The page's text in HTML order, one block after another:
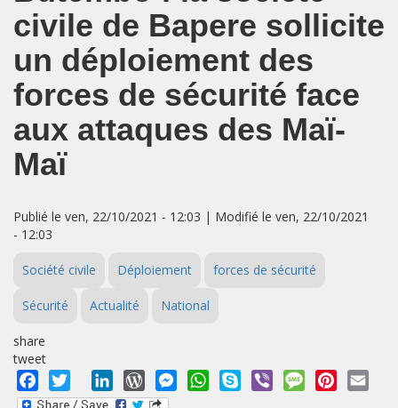
civile de Bapere sollicite
un déploiement des
forces de sécurité face
aux attaques des Maï-
Maï
Publié le ven, 22/10/2021 - 12:03 | Modifié le ven, 22/10/2021
- 12:03
Société civile Déploiement forces de sécurité
Sécurité Actualité National
share
tweet
Facebook
Twitter LinkedInWordPressMessengerWhatsApp
Skype Viber MessagePinterest